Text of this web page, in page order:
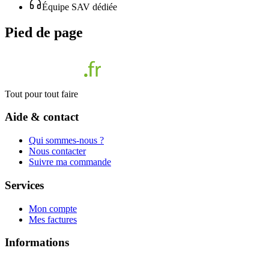
Équipe SAV dédiée
Pied de page
Tout pour tout faire
Aide & contact
Qui sommes-nous ?
Nous contacter
Suivre ma commande
Services
Mon compte
Mes factures
Informations